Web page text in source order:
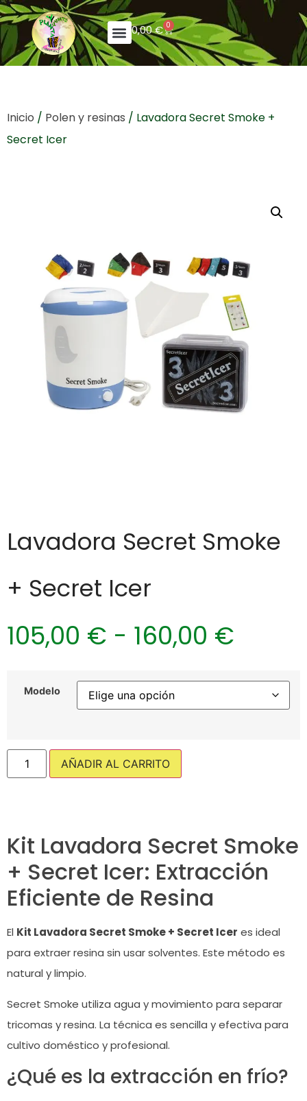
0,00€ 0
Inicio / Polen y resinas / Lavadora Secret Smoke +
Secret Icer
Lavadora Secret Smoke
+ Secret Icer
105,00 € - 160,00 €
Modelo
AÑADIR AL CARRITO
Kit Lavadora Secret Smoke
+ Secret Icer: Extracción
Eficiente de Resina
El Kit Lavadora Secret Smoke + Secret Icer es ideal
para extraer resina sin usar solventes. Este método es
natural y limpio.
Secret Smoke utiliza agua y movimiento para separar
tricomas y resina. La técnica es sencilla y efectiva para
cultivo doméstico y profesional.
¿Qué es la extracción en frío?